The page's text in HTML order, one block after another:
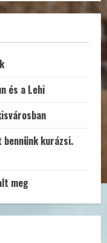
és a Lehi
kurázsi.
meg